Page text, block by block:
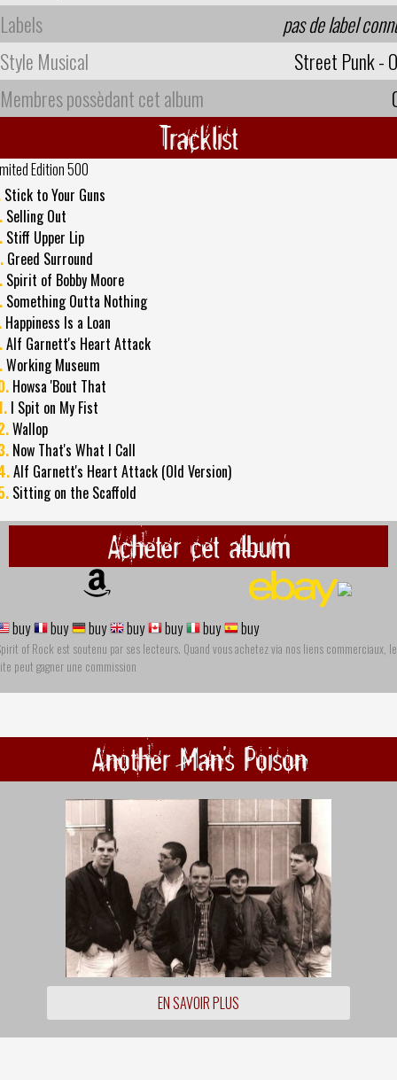
Labels
pas de label
Style Musical
Street Punk -
Membres possèdant cet album
Tracklist
Edition 500
Stick to Your Guns
Selling Out
Stiff Upper Lip
Greed Surround
Spirit of Bobby Moore
Something Outta Nothing
Happiness Is a Loan
Alf Garnett's Heart Attack
Working Museum
Howsa 'Bout That
I Spit on My Fist
Wallop
Now That's What I Call
Alf Garnett's Heart Attack (Old Version)
Sitting on the Scaffold
Acheter cet album
buy buy buy buy buy buy buy
of Rock est soutenu par ses lecteurs. Quand vous achetez via nos liens commerciaux, le
peut gagner une commission
Another Man's Poison
EN SAVOIR PLUS